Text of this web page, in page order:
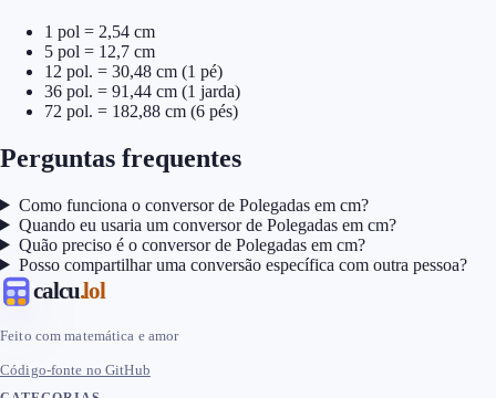
1 pol = 2,54 cm
5 pol = 12,7 cm
12 pol. = 30,48 cm (1 pé)
36 pol. = 91,44 cm (1 jarda)
72 pol. = 182,88 cm (6 pés)
Perguntas frequentes
Como funciona o conversor de Polegadas em cm?
Quando eu usaria um conversor de Polegadas em cm?
Quão preciso é o conversor de Polegadas em cm?
Posso compartilhar uma conversão específica com outra pessoa?
calcu.lol
Feito com matemática e amor
Código-fonte no GitHub